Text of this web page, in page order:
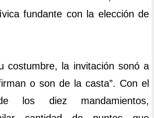
fundante con la elección de
costumbre, la invitación sonó a
o son de la casta”. Con el
los diez mandamientos,